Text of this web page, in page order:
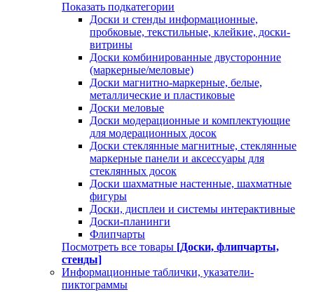
Показать подкатегории
Доски и стенды информационные,
пробковые, текстильные, клейкие, доски-
витрины
Доски комбинированные двусторонние
(маркерные/меловые)
Доски магнитно-маркерные, белые,
металлические и пластиковые
Доски меловые
Доски модерационные и комплектующие
для модерационных досок
Доски стеклянные магнитные, стеклянные
маркерные панели и аксессуары для
стеклянных досок
Доски шахматные настенные, шахматные
фигуры
Доски, дисплеи и системы интерактивные
Доски-планинги
Флипчарты
Посмотреть все товары [Доски, флипчарты,
стенды]
Информационные таблички, указатели-
пиктограммы